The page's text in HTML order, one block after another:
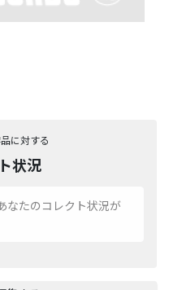
に対する
状況
なたのコレクト状況が